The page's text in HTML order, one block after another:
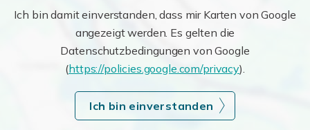
Ich bin damit einverstanden, dass mir Karten von Google
angezeigt werden. Es gelten die
Datenschutzbedingungen von Google
(https://policies.google.com/privacy).
Ich bin einverstanden